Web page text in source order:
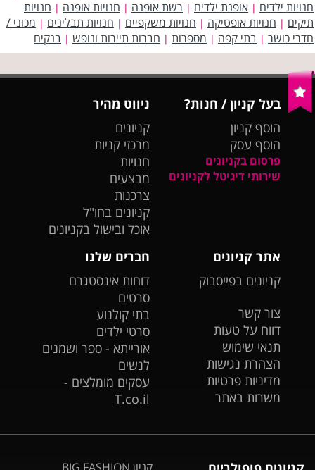
חנויות ילדים | אופנת ילדים | רשת אופנה | חנויות אופנה | חנויות
תיקים | חנויות אופטיקה | חנויות משקפיים | חנויות תבלינים | מכוני /
חדרי כושר | בתי קפה | מספרות | חברות תיירות ונופש | בנקים
בעל קניון / חנות?
הוסף קניון
הוסף עסק
פרסום בקניונים
שירותי דיגיטל לקניונים
ניווט מהיר
קניונים
מרכזי קניות
חנויות
מבצעים
צרכנות
קניונים בחו"ל
אוכל ובישול בקניונים
אתר קניונים
קניונים בפייסבוק
צור קשר
דווח על טעות
תנאי שימוש
הצהרת נגישות
מדיניות פרטיות
משרות באתר
חברים שלנו
דוחות אינסטגרם
סרטים
בתי קולנוע
סרטי ילדים
אורייתא - ספר ושמנים
לנשים
עסקים מומלצים -
T.co.il